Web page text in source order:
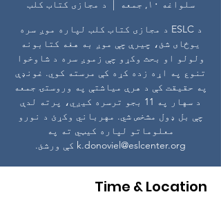
سلواغه ۱۰, جمعه
  |
د مجازی کتاب کلب
د ESLC د مجازی کتاب کلب لپاره موږ سره
یوځای شئ، چیرې چې موږ به هغه کتابونه
ولولو او بحث وکړو چې زموږ سره د شاوخوا
تنوع په اړه زده کړه کې مرسته کوي. غونډې
په حقیقت کې د هرې میاشتې په وروستۍ جمعه
د سهار په 11 بجو ترسره کیږي، پرته لدې
چې بل ډول مشخص شي. مهرباني وکړئ د نورو
معلوماتو لپاره کیټي ته په
k.donoviel@eslcenter.org کې ورشئ.
Time & Location